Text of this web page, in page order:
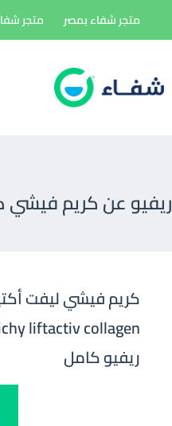
إلى
متجر شفاء بمصر متجر
ريفيو عن كريم فيشي
كريم فيشي ليفت
ريفيو كامل